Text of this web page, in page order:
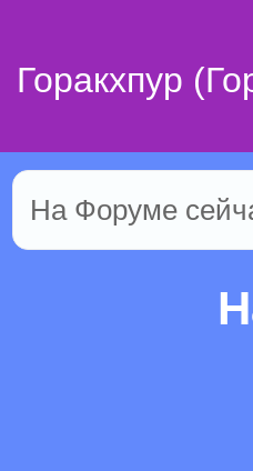
Горакхпур
На Форуме